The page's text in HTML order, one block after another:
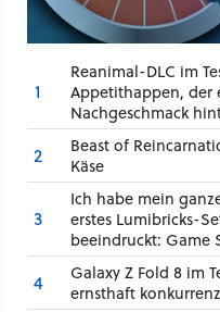
1
Reanimal-DLC im
Appetithappen, der
Nachgeschmack
2
Beast of
Käse
3
Ich habe mein
erstes Lumibricks-
beeindruckt: Game
4
Galaxy Z Fold 8 im
ernsthaft